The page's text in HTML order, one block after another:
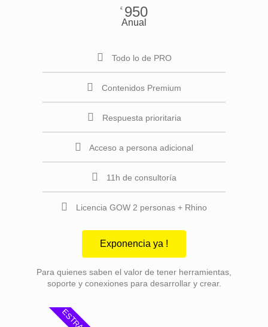
€ 950
Anual
Todo lo de PRO
Contenidos Premium
Respuesta prioritaria
Acceso a persona adicional
11h de consultoría
Licencia GOW 2 personas + Rhino
Exponencia ya !
Para quienes saben el valor de tener herramientas,
soporte y conexiones para desarrollar y crear.